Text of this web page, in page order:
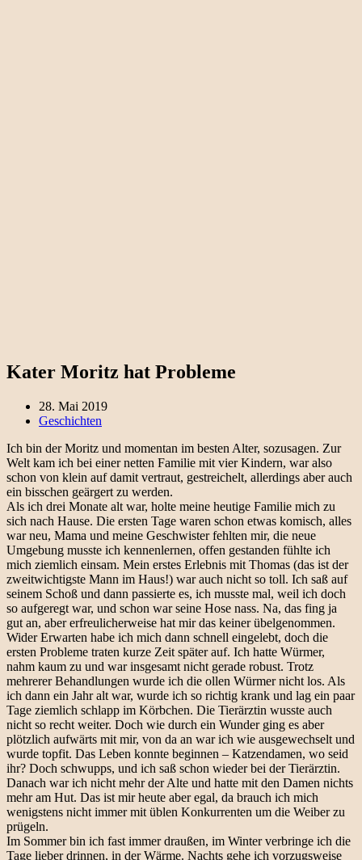
Kater Moritz hat Probleme
28. Mai 2019
Geschichten
Ich bin der Moritz und momentan im besten Alter, sozusagen. Zur
Welt kam ich bei einer netten Familie mit vier Kindern, war also
schon von klein auf damit vertraut, gestreichelt, allerdings aber auch
ein bisschen geärgert zu werden.
Als ich drei Monate alt war, holte meine heutige Familie mich zu
sich nach Hause. Die ersten Tage waren schon etwas komisch, alles
war neu, Mama und meine Geschwister fehlten mir, die neue
Umgebung musste ich kennenlernen, offen gestanden fühlte ich
mich ziemlich einsam. Mein erstes Erlebnis mit Thomas (das ist der
zweitwichtigste Mann im Haus!) war auch nicht so toll. Ich saß auf
seinem Schoß und dann passierte es, ich musste mal, weil ich doch
so aufgeregt war, und schon war seine Hose nass. Na, das fing ja
gut an, aber erfreulicherweise hat mir das keiner übelgenommen.
Wider Erwarten habe ich mich dann schnell eingelebt, doch die
ersten Probleme traten kurze Zeit später auf. Ich hatte Würmer,
nahm kaum zu und war insgesamt nicht gerade robust. Trotz
mehrerer Behandlungen wurde ich die ollen Würmer nicht los. Als
ich dann ein Jahr alt war, wurde ich so richtig krank und lag ein paar
Tage ziemlich schlapp im Körbchen. Die Tierärztin wusste auch
nicht so recht weiter. Doch wie durch ein Wunder ging es aber
plötzlich aufwärts mit mir, von da an war ich wie ausgewechselt und
wurde topfit. Das Leben konnte beginnen – Katzendamen, wo seid
ihr? Doch schwupps, und ich saß schon wieder bei der Tierärztin.
Danach war ich nicht mehr der Alte und hatte mit den Damen nichts
mehr am Hut. Das ist mir heute aber egal, da brauch ich mich
wenigstens nicht immer mit üblen Konkurrenten um die Weiber zu
prügeln.
Im Sommer bin ich fast immer draußen, im Winter verbringe ich die
Tage lieber drinnen, in der Wärme. Nachts gehe ich vorzugsweise